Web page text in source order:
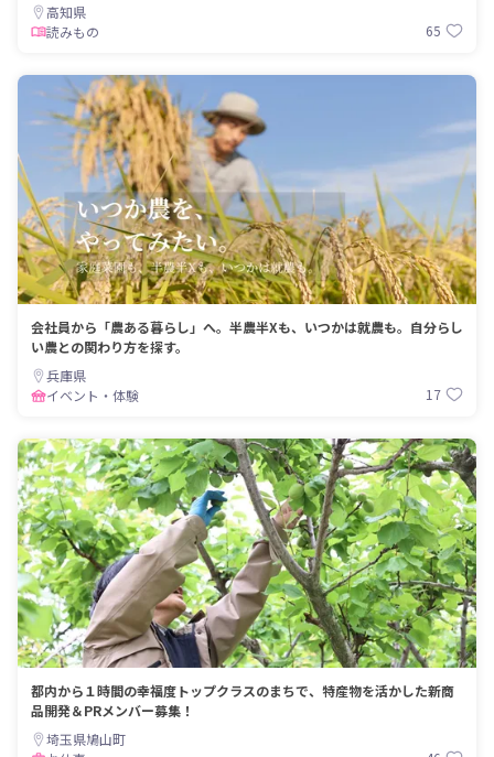
高知県
読みもの
65
会社員から「農ある暮らし」へ。半農半Xも、いつかは就農も。自分らし
い農との関わり方を探す。
兵庫県
イベント・体験
17
都内から１時間の幸福度トップクラスのまちで、特産物を活かした新商
品開発＆PRメンバー募集！
埼玉県鳩山町